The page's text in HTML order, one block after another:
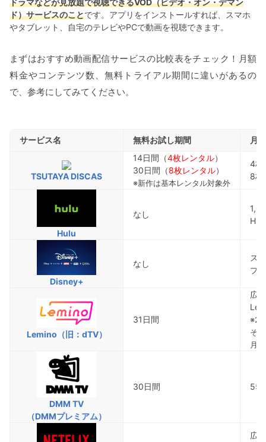
ドラマなどが見放題で視聴できるVOD（ビデオ・オン・デマン
ド）サービスのことです。アプリをインストールすれば、スマホ
やタブレット、自宅のテレビやPCで動画を視聴できます。
まずはおすすめ動画配信サービスの比較表をチェック！月額
料金やコンテンツ数、無料トライアル期間に違いがあるの
で、参考にしてみてください。
サービス名 無料お試し期間 月
TSUTAYA DISCAS
14日間（4枚レンタル）
30日間（8枚レンタル）
※新作は基本レンタル対象外
4枚
8枚
Hulu
なし
Disney+
なし
ス
プ
Lemino（旧：dTV）
31日間
広
そ
月
DMM TV
（DMMプレミアム）
30日間
広